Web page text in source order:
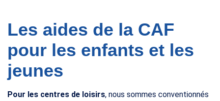
Les aides de la CAF
pour les enfants et les
jeunes
Pour les centres de loisirs, nous sommes conventionnés